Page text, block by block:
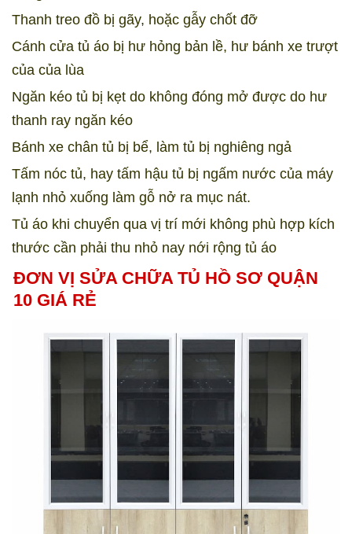
Thanh treo đồ bị gãy, hoặc gẫy chốt đỡ
Cánh cửa tủ áo bị hư hỏng bản lề, hư bánh xe trượt
của của lùa
Ngăn kéo tủ bị kẹt do không đóng mở được do hư
thanh ray ngăn kéo
Bánh xe chân tủ bị bể, làm tủ bị nghiêng ngả
Tấm nóc tủ, hay tấm hậu tủ bị ngấm nước của máy
lạnh nhỏ xuống làm gỗ nở ra mục nát.
Tủ áo khi chuyển qua vị trí mới không phù hợp kích
thước cần phải thu nhỏ nay nới rộng tủ áo
ĐƠN VỊ SỬA CHỮA TỦ HỒ SƠ QUẬN
10 GIÁ RẺ